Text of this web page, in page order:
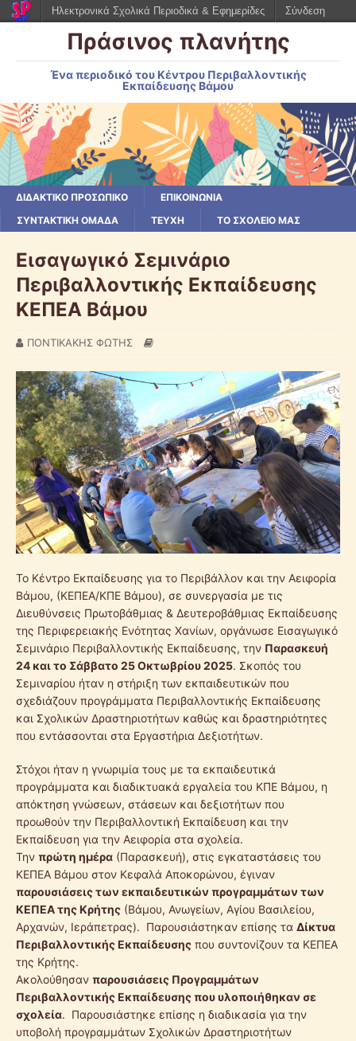
Πράσινος πλανήτης
Ένα περιοδικό του Κέντρου Περιβαλλοντικής
Εκπαίδευσης Βάμου
ΔΙΔΑΚΤΙΚΟ ΠΡΟΣΩΠΙΚΟ
ΕΠΙΚΟΙΝΩΝΙΑ
ΣΥΝΤΑΚΤΙΚΗ ΟΜΑΔΑ
ΤΕΥΧΗ ΤΟ ΣΧΟΛΕΙΟ ΜΑΣ
Εισαγωγικό Σεμινάριο
Περιβαλλοντικής Εκπαίδευσης
ΚΕΠΕΑ Βάμου
ΠΟΝΤΙΚΑΚΗΣ ΦΩΤΗΣ
Το Κέντρο Εκπαίδευσης για το Περιβάλλον και την Αειφορία
Βάμου, (ΚΕΠΕΑ/ΚΠΕ Βάμου), σε συνεργασία με τις
Διευθύνσεις Πρωτοβάθμιας & Δευτεροβάθμιας Εκπαίδευσης
της Περιφερειακής Ενότητας Χανίων, οργάνωσε Εισαγωγικό
Σεμινάριο Περιβαλλοντικής Εκπαίδευσης, την Παρασκευή
24 και το Σάββατο 25 Οκτωβρίου 2025. Σκοπός του
Σεμιναρίου ήταν η στήριξη των εκπαιδευτικών που
σχεδιάζουν προγράμματα Περιβαλλοντικής Εκπαίδευσης
και Σχολικών Δραστηριοτήτων καθώς και δραστηριότητες
που εντάσσονται στα Εργαστήρια Δεξιοτήτων.
Στόχοι ήταν η γνωριμία τους με τα εκπαιδευτικά
προγράμματα και διαδικτυακά εργαλεία του ΚΠΕ Βάμου, η
απόκτηση γνώσεων, στάσεων και δεξιοτήτων που
προωθούν την Περιβαλλοντική Εκπαίδευση και την
Εκπαίδευση για την Αειφορία στα σχολεία.
Την πρώτη ημέρα (Παρασκευή), στις εγκαταστάσεις του
ΚΕΠΕΑ Βάμου στον Κεφαλά Αποκορώνου, έγιναν
παρουσιάσεις των εκπαιδευτικών προγραμμάτων των
ΚΕΠΕΑ της Κρήτης (Βάμου, Ανωγείων, Αγίου Βασιλείου,
Αρχανών, Ιεράπετρας). Παρουσιάστηκαν επίσης τα Δίκτυα
Περιβαλλοντικής Εκπαίδευσης που συντονίζουν τα ΚΕΠΕΑ
της Κρήτης.
Ακολούθησαν παρουσιάσεις Προγραμμάτων
Περιβαλλοντικής Εκπαίδευσης που υλοποιήθηκαν σε
σχολεία. Παρουσιάστηκε επίσης η διαδικασία για την
υποβολή προγραμμάτων Σχολικών Δραστηριοτήτων
Ηλεκτρονικά Σχολικά Περιοδικά & Εφημερίδες Σύνδεση